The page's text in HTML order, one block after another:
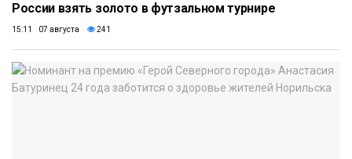
России взять золото в футзальном турнире
15:11 07 августа 241